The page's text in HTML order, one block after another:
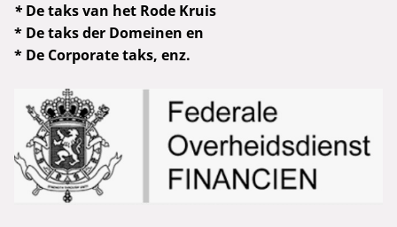
* De taks van het Rode Kruis
* De taks der Domeinen en
* De Corporate taks, enz.